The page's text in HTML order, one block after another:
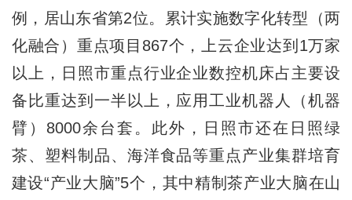
例，居山东省第2位。累计实施数字化转型（两
化融合）重点项目867个，上云企业达到1万家
以上，日照市重点行业企业数控机床占主要设
备比重达到一半以上，应用工业机器人（机器
臂）8000余台套。此外，日照市还在日照绿
茶、塑料制品、海洋食品等重点产业集群培育
建设“产业大脑”5个，其中精制茶产业大脑在山